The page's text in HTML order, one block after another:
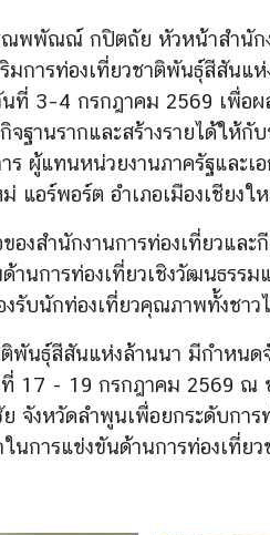
พพัณณ์ กปิตถัย หัวหน้าสำนักง
มการท่องเที่ยวชาติพันธุ์สีสัน
นที่ 3–4 กรกฎาคม 2569 เ
จฐานรากและสร้างรายได้ให้
ผู้แทนหน่วยงานภาครัฐและเ
อร์พอร์ต อำเภอเมืองเชียงใ
องสำนักงานการท่องเที่ยวแ
นการท่องเที่ยวเชิงวัฒนธรร
รับนักท่องเที่ยวคุณภาพทั้งชาว
ติพันธุ์สีสันแห่งล้านนา มีกำห
ที่ 17 - 19 กรกฎาคม 2569 ณ
จังหวัดลำพูนเพื่อยกระดับกา
นการแข่งขันด้านการท่องเที่